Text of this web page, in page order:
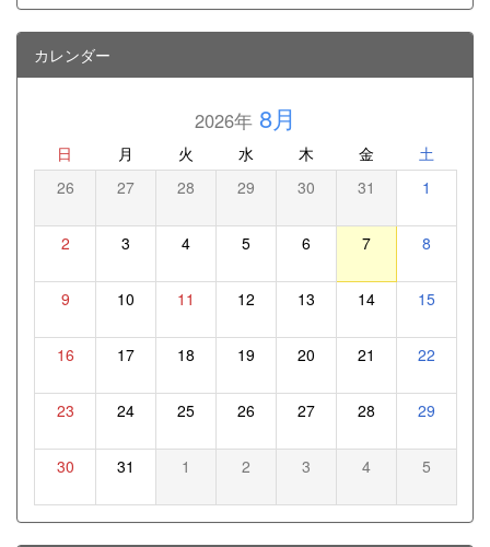
カレンダー
2026年8月
日 月 火 水 木 金 土
26 27 28 29 30 31 1
2 3 4 5 6 7 8
9 10 11 12 13 14 15
16 17 18 19 20 21 22
23 24 25 26 27 28 29
30 31 1 2 3 4 5